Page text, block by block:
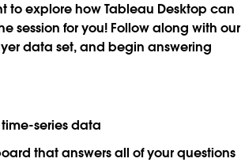
explore how Tableau Desktop can
session for you! Follow along with our
data set, and begin answering
series data
that answers all of your questions